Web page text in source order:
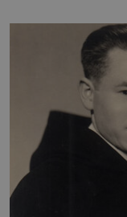
měkkost a
především klidně